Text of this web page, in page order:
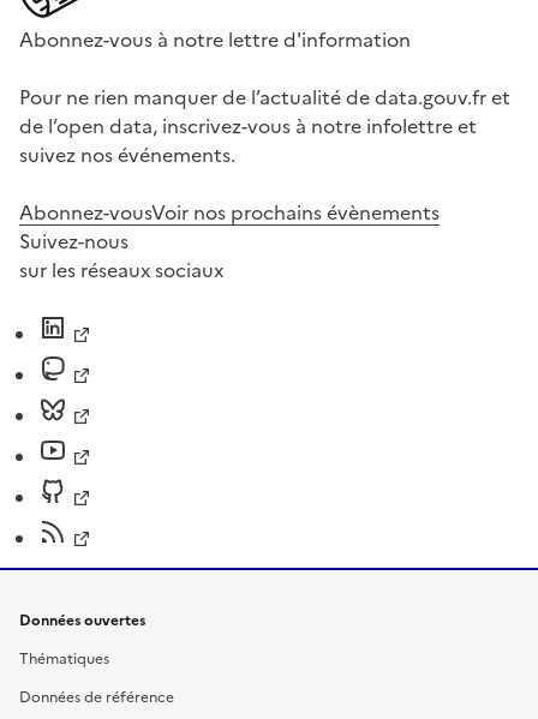
Abonnez-vous à notre lettre d'information
Pour ne rien manquer de l’actualité de data.gouv.fr et
de l’open data, inscrivez-vous à notre infolettre et
suivez nos événements.
Abonnez-vousVoir nos prochains évènements
Suivez-nous
sur les réseaux sociaux
Données ouvertes
Thématiques
Données de référence